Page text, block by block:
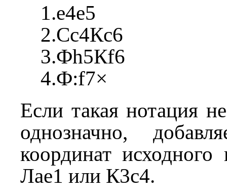
1.e4e5
2.Сc4Кc6
3.Фh5Кf6
4.Ф:f7×
Если такая нотация
однозначно,
координат
Лae1 или К3c4.